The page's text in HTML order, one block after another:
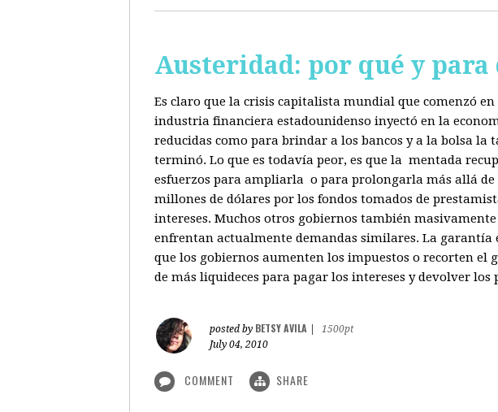
Austeridad: por qué y para
Es claro que la crisis capitalista mundial que comenzó
industria financiera estadounidenso inyectó en la
reducidas como para brindar a los bancos y a la bolsa la
terminó. Lo que es todavía peor, es que la mentada
esfuerzos para ampliarla o para prolongarla más allá
millones de dólares por los fondos tomados de
intereses. Muchos otros gobiernos también
enfrentan actualmente demandas similares. La garantía
que los gobiernos aumenten los impuestos o recorten el
de más liquideces para pagar los intereses y devolver los
posted by BETSY AVILA
1500pt
July 04, 2010
COMMENT SHARE